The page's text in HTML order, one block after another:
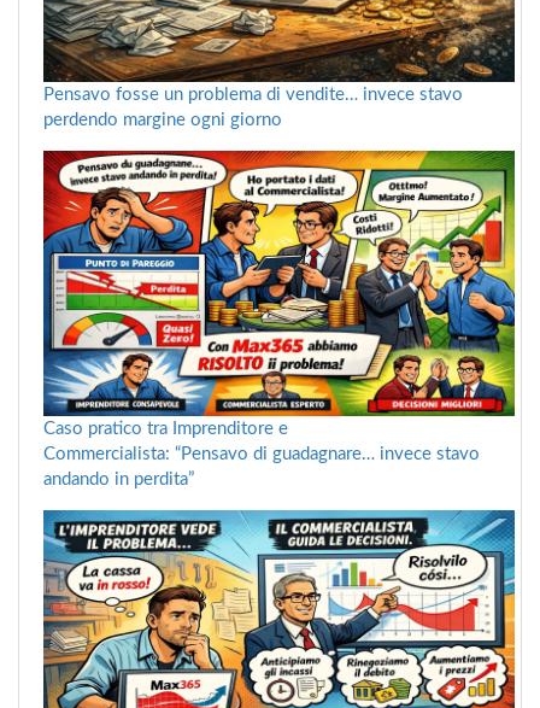
Pensavo fosse un problema di vendite… invece stavo
perdendo margine ogni giorno
Caso pratico tra Imprenditore e
Commercialista: “Pensavo di guadagnare… invece stavo
andando in perdita”